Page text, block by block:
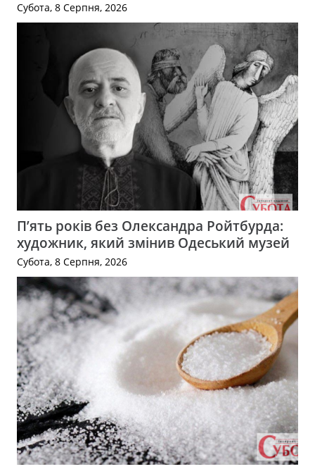
Субота, 8 Серпня, 2026
П’ять років без Олександра Ройтбурда:
художник, який змінив Одеський музей
Субота, 8 Серпня, 2026